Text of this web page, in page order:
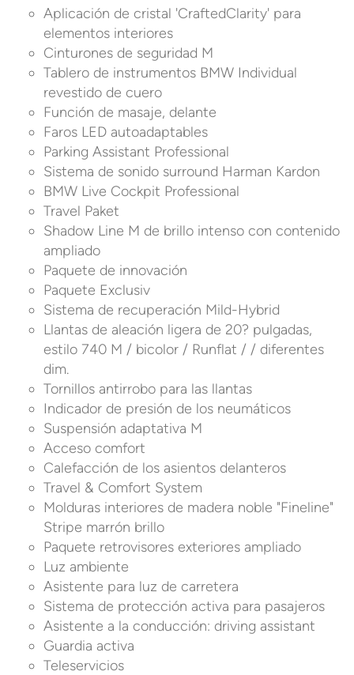
Aplicación de cristal 'CraftedClarity' para
elementos interiores
Cinturones de seguridad M
Tablero de instrumentos BMW Individual
revestido de cuero
Función de masaje, delante
Faros LED autoadaptables
Parking Assistant Professional
Sistema de sonido surround Harman Kardon
BMW Live Cockpit Professional
Travel Paket
Shadow Line M de brillo intenso con contenido
ampliado
Paquete de innovación
Paquete Exclusiv
Sistema de recuperación Mild-Hybrid
Llantas de aleación ligera de 20? pulgadas,
estilo 740 M / bicolor / Runflat / / diferentes
dim.
Tornillos antirrobo para las llantas
Indicador de presión de los neumáticos
Suspensión adaptativa M
Acceso comfort
Calefacción de los asientos delanteros
Travel & Comfort System
Molduras interiores de madera noble "Fineline"
Stripe marrón brillo
Paquete retrovisores exteriores ampliado
Luz ambiente
Asistente para luz de carretera
Sistema de protección activa para pasajeros
Asistente a la conducción: driving assistant
Guardia activa
Teleservicios